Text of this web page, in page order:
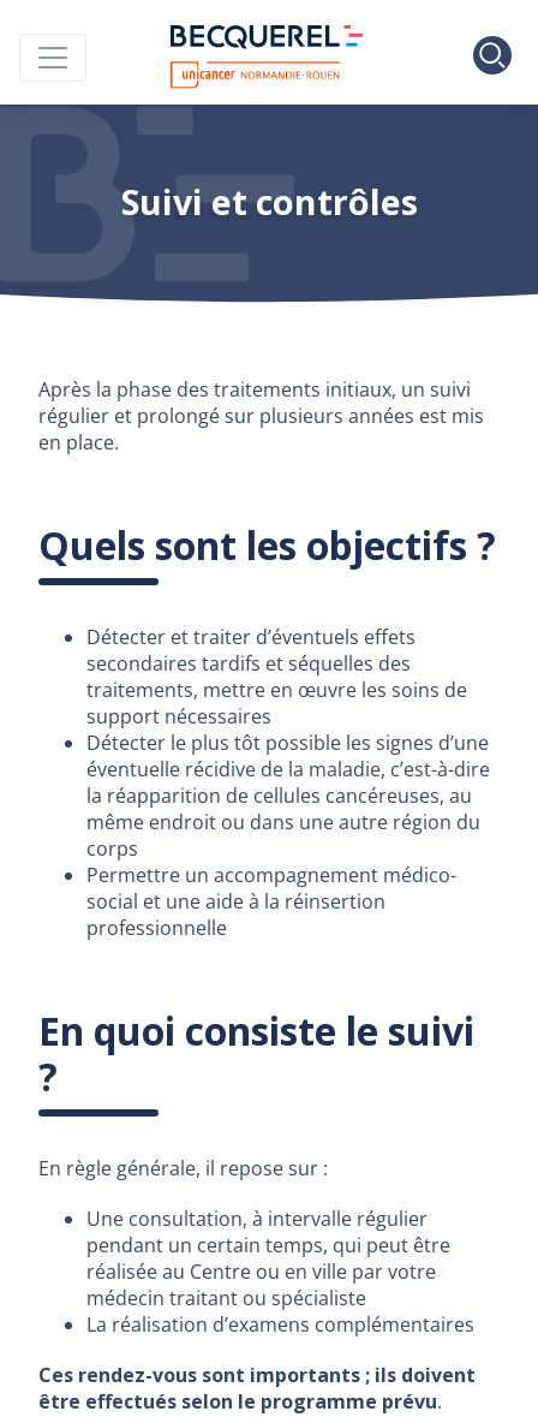
Skip to main content
Centre Henri
Suivi et contrôles
Après la phase des traitements initiaux, un suivi
régulier et prolongé sur plusieurs années est mis
en place.
Quels sont les objectifs ?
Détecter et traiter d’éventuels effets
secondaires tardifs et séquelles des
traitements, mettre en œuvre les soins de
support nécessaires
Détecter le plus tôt possible les signes d’une
éventuelle récidive de la maladie, c’est-à-dire
la réapparition de cellules cancéreuses, au
même endroit ou dans une autre région du
corps
Permettre un accompagnement médico-
social et une aide à la réinsertion
professionnelle
En quoi consiste le suivi
?
En règle générale, il repose sur :
Une consultation, à intervalle régulier
pendant un certain temps, qui peut être
réalisée au Centre ou en ville par votre
médecin traitant ou spécialiste
La réalisation d’examens complémentaires
Ces rendez-vous sont importants ; ils doivent
être effectués selon le programme prévu.